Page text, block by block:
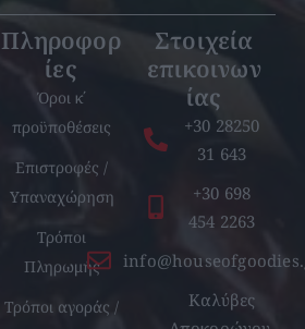
Πληροφορ
ίες
Όροι κ΄
προϋποθέσεις
Επιστροφές /
Υπαναχώρηση
Τρόποι
Πληρωμής
Τρόποι αγοράς /
Στοιχεία
επικοινων
ίας
+30 28250
31 643
+30 698
454 2263
Καλύβες